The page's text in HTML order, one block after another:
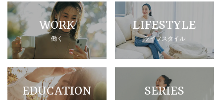
WORK
働く
LIFESTYLE
ライフスタイル
EDUCATION SERIES